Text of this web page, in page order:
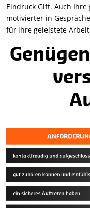
Eindruck Gift. Auch
motivierter in
für ihre geleistete